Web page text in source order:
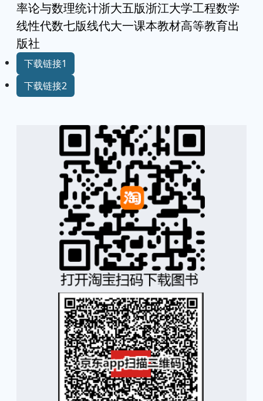
率论与数理统计浙大五版浙江大学工程数学
线性代数七版线代大一课本教材高等教育出
版社
下载链接1
下载链接2